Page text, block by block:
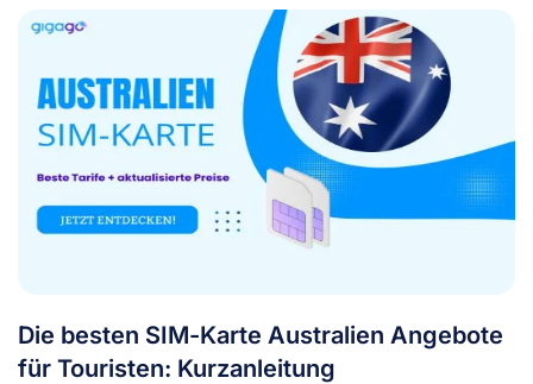
Die besten SIM-Karte Australien Angebote
für Touristen: Kurzanleitung